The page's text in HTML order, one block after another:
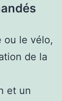
ou le vélo,
de la
et un